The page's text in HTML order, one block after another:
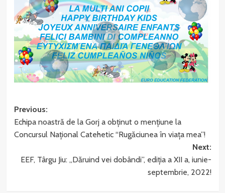
Post
navigation
Previous:
Echipa noastră de la Gorj a obținut o mențiune la
Concursul Naţional Catehetic “Rugăciunea în viaţa mea”!
Next:
EEF, Târgu Jiu: „Dăruind vei dobândi”, ediția a XII a, iunie-
septembrie, 2022!